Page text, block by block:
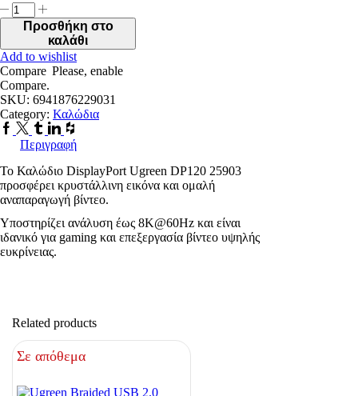
Ugreen
Cable
DisplayPort
male
-
DisplayPort
male
1m
Μαύρο
ποσότητα
Προσθήκη στο
καλάθι
Add to wishlist
Compare Please, enable
Compare.
SKU: 6941876229031
Category: Καλώδια
Facebook
TwitterTumblr
Linkedin
Houzz
Περιγραφή
Το Καλώδιο DisplayPort Ugreen DP120 25903
προσφέρει κρυστάλλινη εικόνα και ομαλή
αναπαραγωγή βίντεο.
Υποστηρίζει ανάλυση έως 8K@60Hz και είναι
ιδανικό για gaming και επεξεργασία βίντεο υψηλής
ευκρίνειας.
Related products
Σε απόθεμα